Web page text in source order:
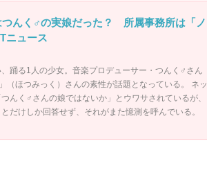
んく♂の実娘だった？ 所属事務所は「ノ
ニュース
踊る1人の少女。音楽プロデューサー・つんく♂さん
（ほつみっく）さんの素性が話題となっている。 ネッ
んく♂さんの娘ではないか」とウワサされているが、
だけしか回答せず、それがまた憶測を呼んでいる。